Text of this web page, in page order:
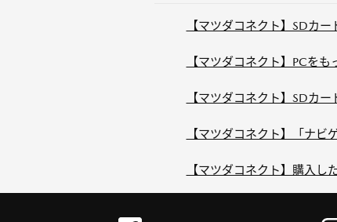
【マツダコネクト】SDカ
【マツダコネクト】PCを
【マツダコネクト】SDカ
【マツダコネクト】「ナ
【マツダコネクト】購入